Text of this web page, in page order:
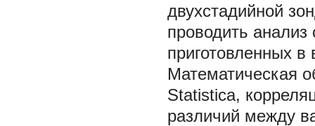
двухстадийной
проводить
приготовленных в
Математическая
Statistica,
различий между